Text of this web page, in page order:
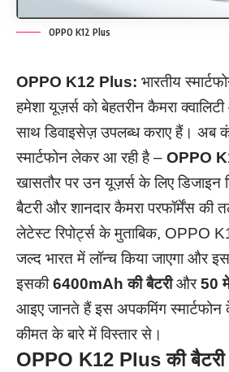
OPPO K12 Plus
OPPO K12 Plus: भारतीय
हमेशा यूज़र्स को बेहतरीन कैमरा
साथ डिवाइसेज़ उपलब्ध कराए हैं। अब
स्मार्टफोन लेकर आ रही है – OPPO
खासतौर पर उन यूज़र्स के लिए डिजाइन
बैटरी और शानदार कैमरा परफॉर्मेंस की
लेटेस्ट रिपोर्ट्स के मुताबिक, OPPO
जल्द भारत में लॉन्च किया जाएगा और
इसकी6400mAh की बैटरीऔर50
आइए जानते हैं इस अपकमिंग स्मार्टफोन
कीमत के बारे में विस्तार से।
OPPO K12 Plus की